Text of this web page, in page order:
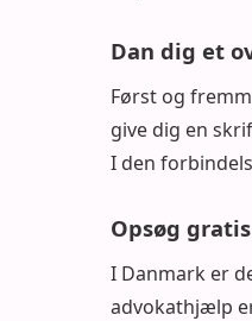
Dan dig et
Først og
give dig en
I den
Opsøg
I Danmark er
advokathjælp